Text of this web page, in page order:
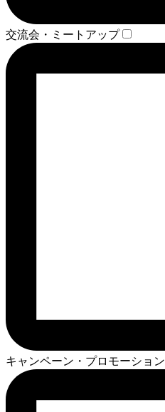
交流会・ミートアップ
キャンペーン・プロモーション